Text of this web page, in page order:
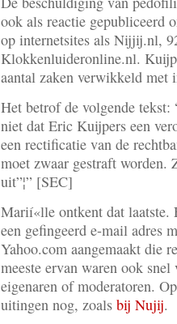
ook als reactie gepubliceerd
op internetsites als Nijjij.nl,
Klokkenluideronline.nl.
aantal zaken verwikkeld met
Het betrof de volgende
niet dat Eric Kuijpers een
een rectificatie van de
moet zwaar gestraft worden.
uit”¦” [SEC]
Marií«lle ontkent dat laatste.
een gefingeerd e-mail adres
Yahoo.com aangemaakt die
meeste ervan waren ook
eigenaren of moderatoren.
uitingen nog, zoals bij Nujij.